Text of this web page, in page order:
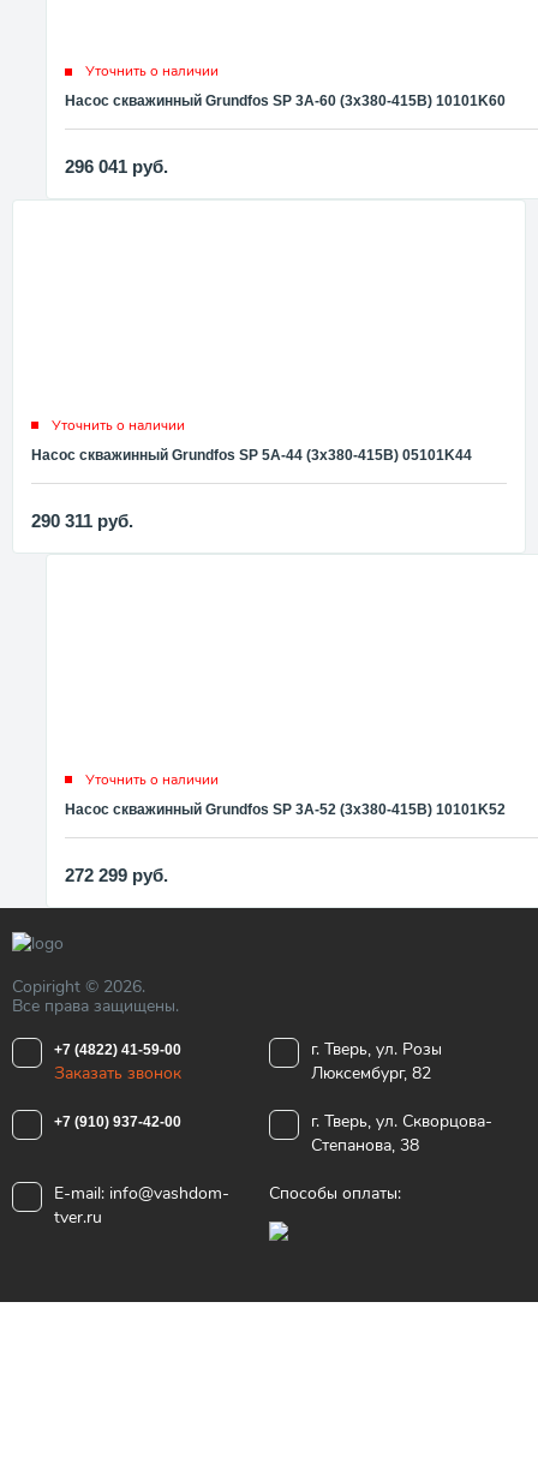
Уточнить о наличии
Насос скважинный Grundfos SP 3A-60 (3x380-415В) 10101K60
296 041 руб.
Уточнить о наличии
Насос скважинный Grundfos SP 5A-44 (3x380-415В) 05101K44
290 311 руб.
Уточнить о наличии
Насос скважинный Grundfos SP 3A-52 (3x380-415В) 10101K52
272 299 руб.
Copiright © 2026.
Все права защищены.
+7 (4822) 41-59-00
Заказать звонок
г. Тверь, ул. Розы
Люксембург, 82
+7 (910) 937-42-00
г. Тверь, ул. Скворцова-
Степанова, 38
E-mail: info@vashdom-
tver.ru
Способы оплаты: